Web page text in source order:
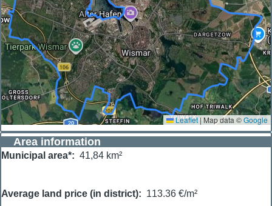
Leaflet | Map data ©Google
Area information
Municipal area* 41,84 km²
Average land price (in district) 113.36 €/m²